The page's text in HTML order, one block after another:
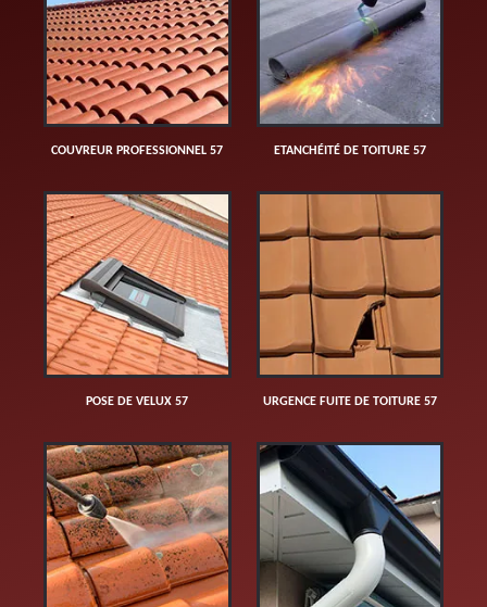
COUVREUR PROFESSIONNEL 57 ETANCHÉITÉ DE TOITURE 57
POSE DE VELUX 57 URGENCE FUITE DE TOITURE 57